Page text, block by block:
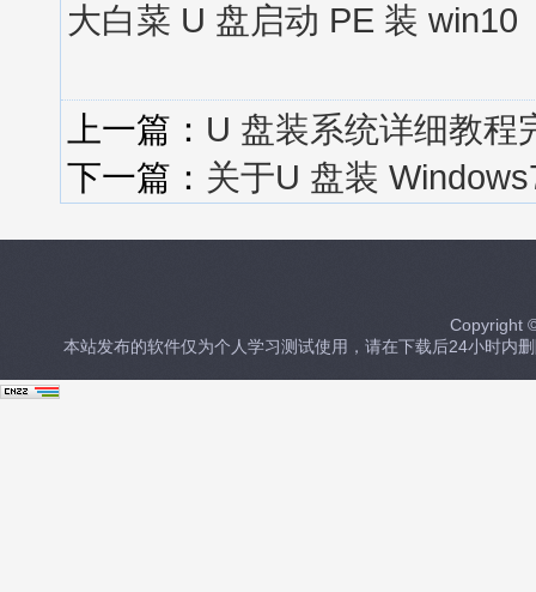
大白菜 U 盘启动 PE 装 win10
上一篇： U 盘装系统详细教程
下一篇： 关于U 盘装
Copyright
本站发布的软件仅为个人学习测试使用，请在下载后24小时内